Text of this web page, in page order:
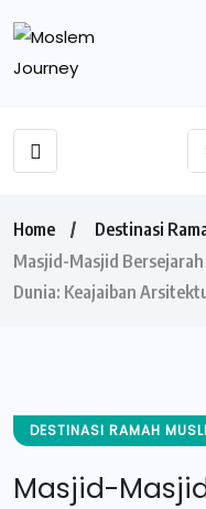
Home
Destinasi
Masjid-Masjid
Dunia: Keajaiban
DESTINASI RAMAH
Masjid-